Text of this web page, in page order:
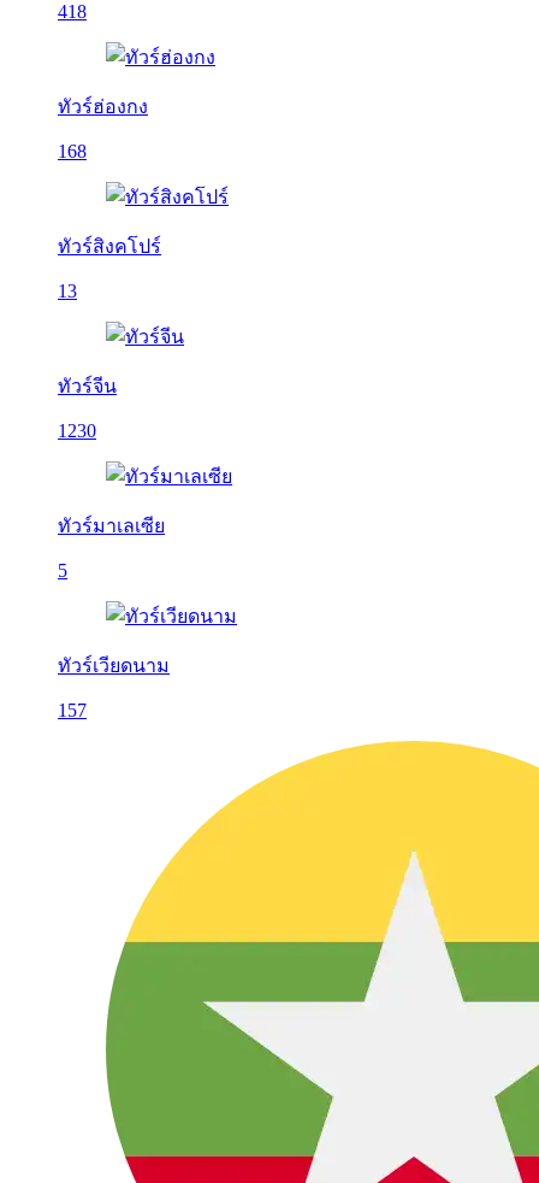
418
ทัวร์ฮ่องกง
168
ทัวร์สิงคโปร์
13
ทัวร์จีน
1230
ทัวร์มาเลเซีย
5
ทัวร์เวียดนาม
157